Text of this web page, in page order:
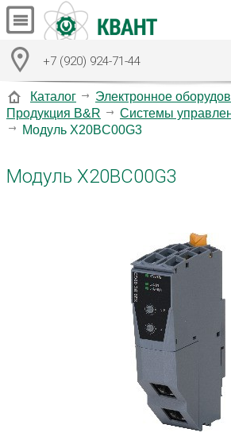
+7 (920) 924-71-44
Каталог
Электронное
Продукция B&R
Системы
Модуль X20BC00G3
Модуль X20BC00G3